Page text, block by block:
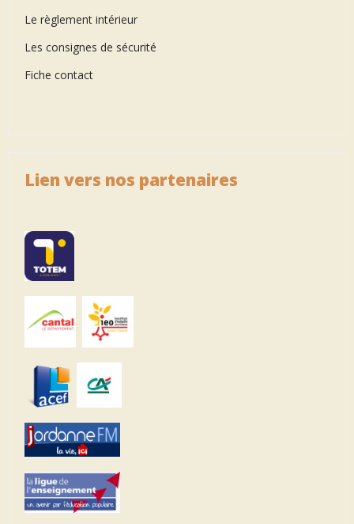
Le règlement intérieur
Les consignes de sécurité
Fiche contact
Lien vers nos partenaires